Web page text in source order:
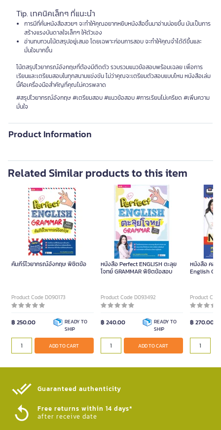
Tip. เทคนิคเล็กๆ ที่แนะนำ
การมีที่คั่นหนังสือสวยๆ จะทำให้คุณอยากหยิบหนังสือขึ้นมาอ่านบ่อยขึ้น มันเป็นการ
สร้างแรงบันดาลใจเล็กๆ ให้ตัวเอง
อ่านทบทวนโน้ตสรุปอยู่เสมอ โดยเฉพาะก่อนการสอบ จะทำให้คุณจำได้ดีขึ้นและ
มั่นใจมากขึ้น
โน้ตสรุปไวยากรณ์อังกฤษที่ต้องมีติดตัว รวบรวมแนวข้อสอบพร้อมเฉลย เพื่อการ
เรียนและเตรียมสอบในทุกสนามแข่งขัน ไม่ว่าคุณจะเตรียมตัวสอบแบบไหน หนังสือเล่ม
นี้คือเครื่องมือสำคัญที่คุณไม่ควรพลาด
#สรุปไวยากรณ์อังกฤษ #เตรียมสอบ #แนวข้อสอบ #การเรียนไม่เครียด #เพิ่มความ
มั่นใจ
Product Information
Related Similar products to this item
คัมภีร์ไวยากรณ์อังกฤษ พิชิตข้อ
Product Code D090173
฿ 250.00
READY TO
SHIP
ADD TO CART
หนังสือ Perfect ENGLISH ตะลุย
โจทย์ GRAMMAR พิชิตข้อสอบ
Product Code D093492
฿ 240.00
READY TO
SHIP
ADD TO CART
หนังสือ คอร์
English
Product
฿ 270.00
Guaranteed authenticity​
Free returns within 14 days*
after receive date